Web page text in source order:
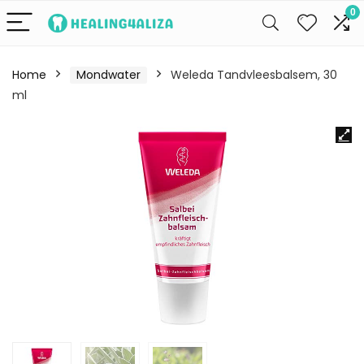
0
Home Mondwater
Weleda Tandvleesbalsem, 30
ml